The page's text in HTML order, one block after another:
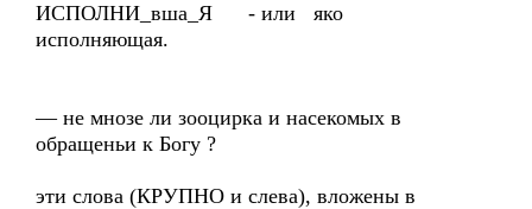
ИСПОЛНИ_вша_Я - или яко
исполняющая.
— не мнозе ли зооцирка и насекомых в
обращеньи к Богу ?
эти слова (КРУПНО и слева), вложены в